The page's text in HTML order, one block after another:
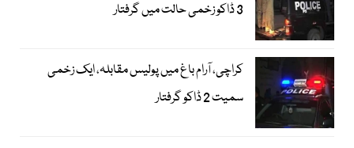
3 ڈاکو زخمی حالت میں گرفتار
کراچی، آرام باغ میں پولیس مقابلہ، ایک زخمی
سمیت 2 ڈاکو گرفتار